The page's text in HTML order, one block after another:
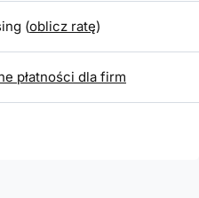
(oblicz ratę)
płatności dla firm